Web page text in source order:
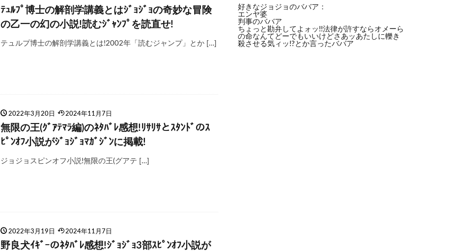
ﾃｭﾙﾌﾟ博士の解剖学講義とはｼﾞｮｼﾞｮの奇妙な冒険
の乙一の幻の小説!読むｼﾞｬﾝﾌﾟを読直せ!
テュルプ博士の解剖学講義とは!2002年「読むジャンプ」とか […]
2022年3月20日 2024年11月7日
無限の王(ｸﾞｱﾃﾏﾗ編)のﾈﾀﾊﾞﾚ感想!ﾘｻﾘｻとｽﾀﾝﾄﾞのｽ
ﾋﾟﾝｵﾌ小説がｼﾞｮｼﾞｮﾏｶﾞｼﾞﾝに掲載!
ジョジョスピンオフ小説!無限の王(グアテ […]
2022年3月19日 2024年11月7日
野良犬ｲｷﾞｰのﾈﾀﾊﾞﾚ感想!ｼﾞｮｼﾞｮ3部ｽﾋﾟﾝｵﾌ小説が
好きなジョジョのババア：
エンヤ婆
判事のババア
ちょっと勘弁してよォッ!!法律が許すならオメーら
の命なんてどーでもいいけどさあッあたしに轢き
殺させる気ィッ!?とか言ったババア